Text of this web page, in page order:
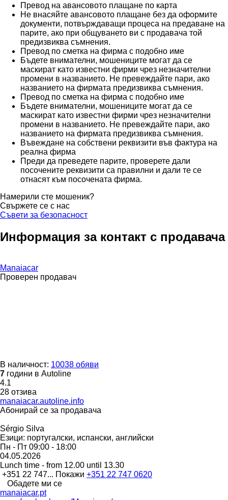
Превод на авансовото плащане по карта
Не внасяйте авансовото плащане без да оформите
документи, потвърждаващи процеса на предаване на
парите, ако при общуването ви с продавача той
предизвиква съмнения.
Превод по сметка на фирма с подобно име
Бъдете внимателни, мошениците могат да се
маскират като известни фирми чрез незначителни
промени в названието. Не превеждайте пари, ако
названието на фирмата предизвиква съмнения.
Превод по сметка на фирма с подобно име
Бъдете внимателни, мошениците могат да се
маскират като известни фирми чрез незначителни
промени в названието. Не превеждайте пари, ако
названието на фирмата предизвиква съмнения.
Въвеждане на собствени реквизити във фактура на
реална фирма
Преди да преведете парите, проверете дали
посочените реквизити са правилни и дали те се
отнасят към посочената фирма.
Намерили сте мошеник?
Свържете се с нас
Съвети за безопасност
Информация за контакт с продавача
Manaiacar
Проверен продавач
В наличност: 10038 обяви
7 години в Autoline
4.1
28 отзива
manaiacar.autoline.info
Абонирай се за продавача
Sérgio Silva
Езици: португалски, испански, английски
Пн - Пт 09:00 - 18:00
04.05.2026
Lunch time - from 12.00 until 13.30
+351 22 747... Покажи +351 22 747 0620
Обадете ми се
manaiacar.pt